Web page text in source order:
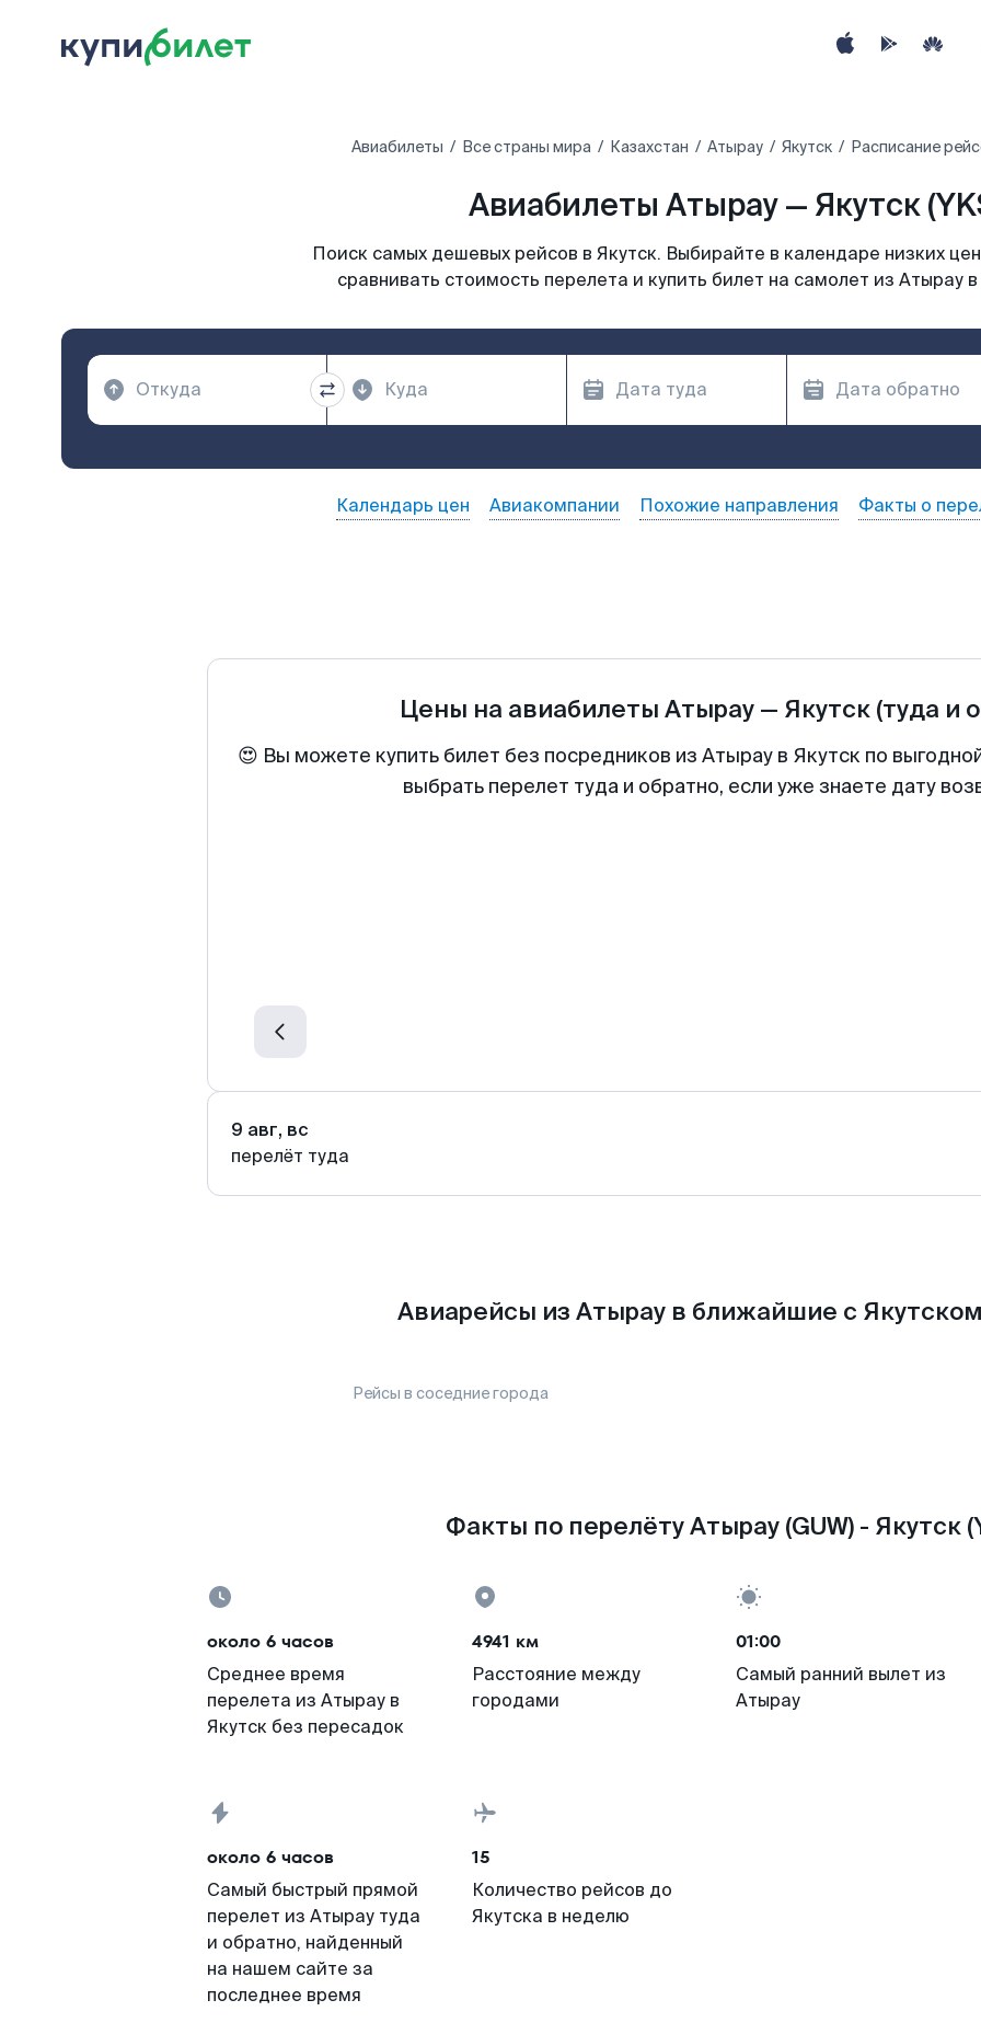
Авиабилеты Все страны мира Казахстан Атырау Якутск Расписание
Авиабилеты Атырау — Якутск
Поиск самых дешевых рейсов в Якутск. Выбирайте в календаре низких
сравнивать стоимость перелета и купить билет на самолет из Атырау
Календарь цен Авиакомпании Похожие направления Факты о
Цены на авиабилеты Атырау — Якутск (туда и
😍 Вы можете купить билет без посредников из Атырау в Якутск по
выбрать перелет туда и обратно, если уже знаете дату
9 авг, вс
перелёт туда
Авиарейсы из Атырау в ближайшие с
Рейсы в соседние города
Факты по перелёту Атырау (GUW) - Якутск
около 6 часов
Среднее время
перелета из Атырау в
Якутск без пересадок
4941 км
Расстояние между
городами
01:00
Самый ранний вылет из
Атырау
около 6 часов
Самый быстрый прямой
перелет из Атырау туда
и обратно, найденный
на нашем сайте за
последнее время
15
Количество рейсов до
Якутска в неделю